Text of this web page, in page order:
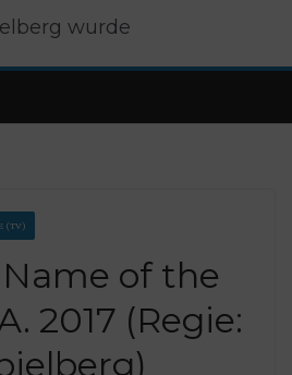
wurde
(TV)
Name of the
2017 (Regie: